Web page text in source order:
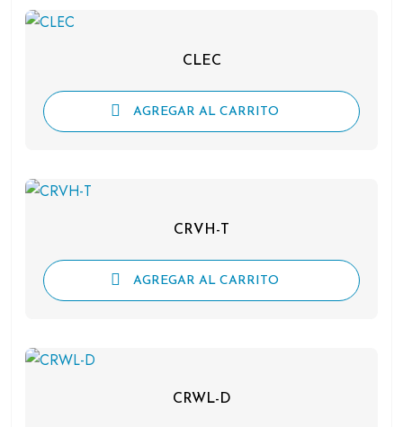
CLEC
AGREGAR AL CARRITO
CRVH-T
AGREGAR AL CARRITO
CRWL-D